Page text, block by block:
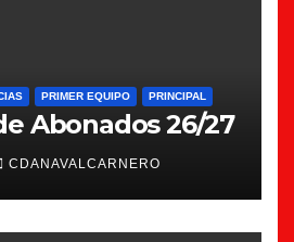
PRIMER EQUIPO PRINCIPAL
Abonados 26/27
CDANAVALCARNERO